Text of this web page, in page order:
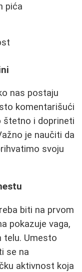
pića
nas postaju
komentarišući
štetno i doprineti
je naučiti da
svoju
biti na prvom
pokazuje vaga,
telu. Umesto
se na
aktivnost koja